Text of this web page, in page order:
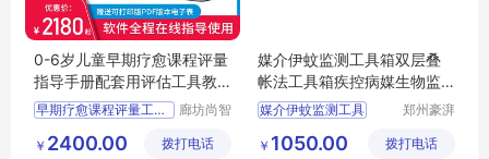
0-6岁儿童早期疗愈课程评量
指导手册配套用评估工具教
具箱
早期疗愈课程评量工具箱
廊坊尚智
有限公司
￥ 2400.00 拨打电话
媒介伊蚊监测工具箱双层叠
帐法工具箱疾控病媒生物监
测工具箱
媒介伊蚊监测工具
病媒生物监测
郑州豪湃
易有限公
￥ 1050.00 拨打电话